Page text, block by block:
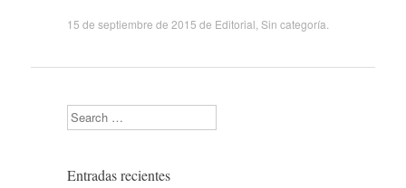
15 de septiembre de 2015 de Editorial Sin categoría
Search
Entradas recientes